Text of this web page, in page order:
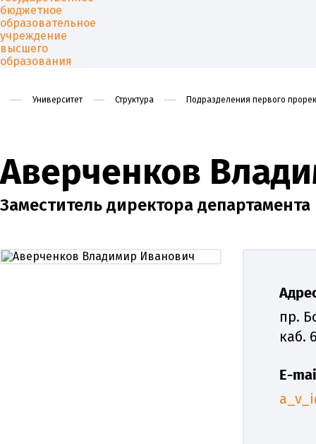
Университет Структура Подразделения первого
Аверченков
Заместитель директора департамента
пр.
каб.
E-